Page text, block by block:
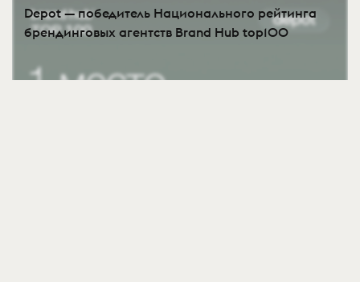
Depot — победитель Национального рейтинга
брендинговых агентств Brand Hub top100